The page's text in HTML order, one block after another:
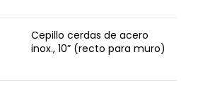
Cepillo cerdas de acero
inox., 10” (recto para muro)